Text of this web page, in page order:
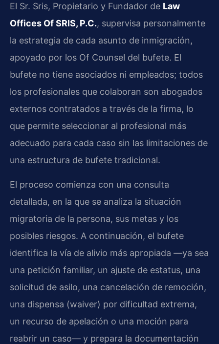
El Sr. Sris, Propietario y Fundador de Law
Offices Of SRIS, P.C., supervisa personalmente
la estrategia de cada asunto de inmigración,
apoyado por los Of Counsel del bufete. El
bufete no tiene asociados ni empleados; todos
los profesionales que colaboran son abogados
externos contratados a través de la firma, lo
que permite seleccionar al profesional más
adecuado para cada caso sin las limitaciones de
una estructura de bufete tradicional.
El proceso comienza con una consulta
detallada, en la que se analiza la situación
migratoria de la persona, sus metas y los
posibles riesgos. A continuación, el bufete
identifica la vía de alivio más apropiada —ya sea
una petición familiar, un ajuste de estatus, una
solicitud de asilo, una cancelación de remoción,
una dispensa (waiver) por dificultad extrema,
un recurso de apelación o una moción para
reabrir un caso— y prepara la documentación